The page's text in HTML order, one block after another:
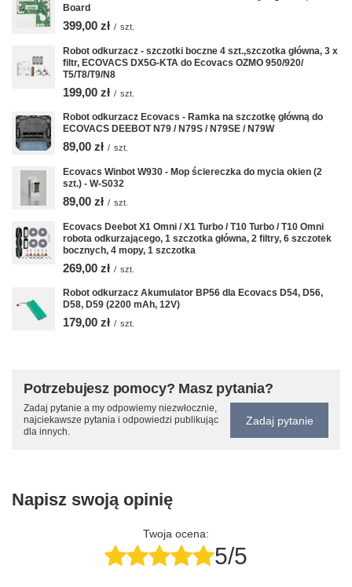
Board
399,00 zł / szt.
Robot odkurzacz - szczotki boczne 4 szt.,szczotka główna, 3 x
filtr, ECOVACS DX5G-KTA do Ecovacs OZMO 950/920/
T5/T8/T9/N8
199,00 zł / szt.
Robot odkurzacz Ecovacs - Ramka na szczotkę główną do
ECOVACS DEEBOT N79 / N79S / N79SE / N79W
89,00 zł / szt.
Ecovacs Winbot W930 - Mop ściereczka do mycia okien (2
szt.) - W-S032
89,00 zł / szt.
Ecovacs Deebot X1 Omni / X1 Turbo / T10 Turbo / T10 Omni
robota odkurzającego, 1 szczotka główna, 2 filtry, 6 szczotek
bocznych, 4 mopy, 1 szczotka
269,00 zł / szt.
Robot odkurzacz Akumulator BP56 dla Ecovacs D54, D56,
D58, D59 (2200 mAh, 12V)
179,00 zł / szt.
Potrzebujesz pomocy? Masz pytania?
Zadaj pytanie a my odpowiemy niezwłocznie,
najciekawsze pytania i odpowiedzi publikując
dla innych.
Zadaj pytanie
Napisz swoją opinię
Twoja ocena:
5/5